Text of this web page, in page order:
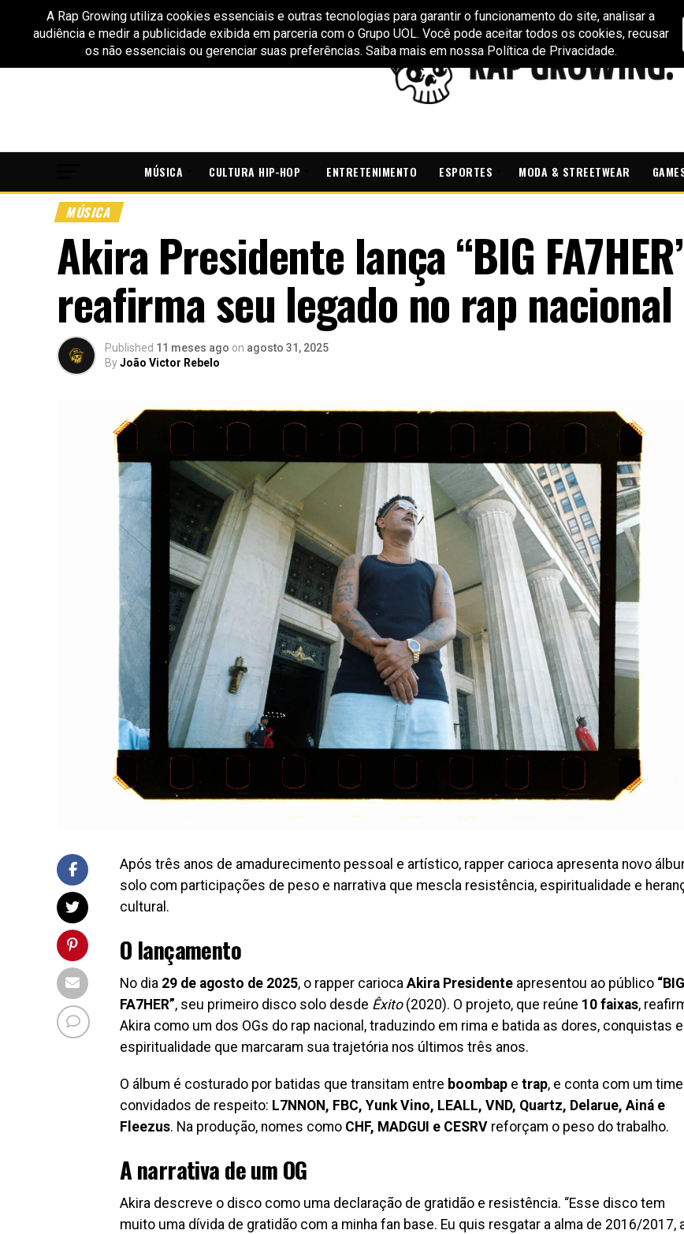
MÚSICA CULTURA HIP-HOP ENTRETENIMENTO ESPORTES MODA & STREETWEAR
MÚSICA
Akira Presidente lança “BIG
reafirma seu legado no rap nacional
Published 11 meses ago on agosto 31, 2025
ByJoão Victor Rebelo
Após três anos de amadurecimento pessoal e artístico, rapper carioca apresenta novo
solo com participações de peso e narrativa que mescla resistência, espiritualidade e
cultural.
O lançamento
No dia 29 de agosto de 2025, o rapper carioca Akira Presidente apresentou ao público “BIG
FA7HER”, seu primeiro disco solo desde Êxito(2020). O projeto, que reúne 10 faixas,
Akira como um dos OGs do rap nacional, traduzindo em rima e batida as dores, conquistas e
espiritualidade que marcaram sua trajetória nos últimos três anos.
O álbum é costurado por batidas que transitam entre boombap e trap, e conta com um
convidados de respeito: L7NNON, FBC, Yunk Vino, LEALL, VND, Quartz, Delarue, Ainá e
Fleezus. Na produção, nomes como CHF, MADGUI e CESRV reforçam o peso do trabalho.
A narrativa de um OG
Akira descreve o disco como uma declaração de gratidão e resistência. “Esse disco tem
muito uma dívida de gratidão com a minha fan base. Eu quis resgatar a alma de 2016/2017,